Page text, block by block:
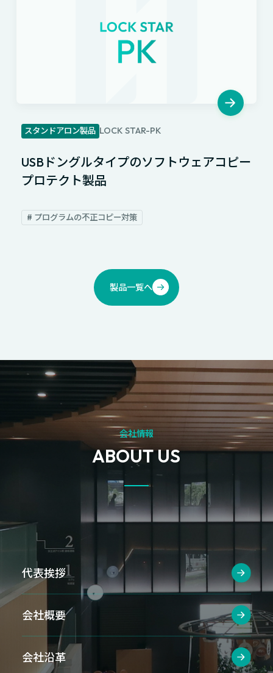
スタンドアロン製品 LOCK STAR-PK
USBドングルタイプのソフトウェアコピー
プロテクト製品
# プログラムの不正コピー対策
製品一覧へ
会社情報
ABOUT US
代表挨拶
会社概要
会社沿革